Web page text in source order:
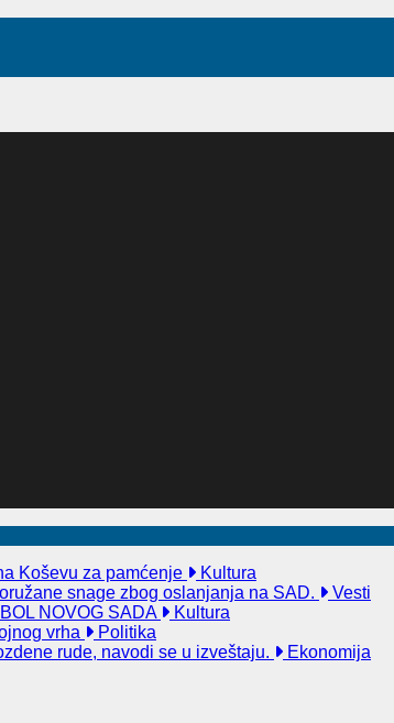
Koševu za pamćenje
Kultura
snage zbog oslanjanja na SAD.
Vesti
NOVOG SADA
Kultura
vrha
Politika
rude, navodi se u izveštaju.
Ekonomija